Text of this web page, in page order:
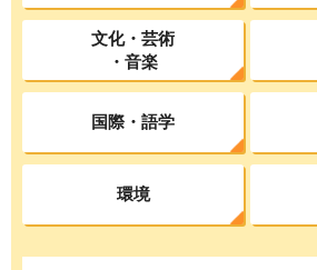
文化・芸術
・音楽
国際・語学
環境